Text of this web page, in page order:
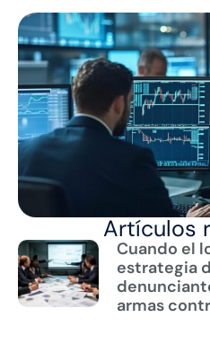
Artículos
Cuando el
estrategia
armas